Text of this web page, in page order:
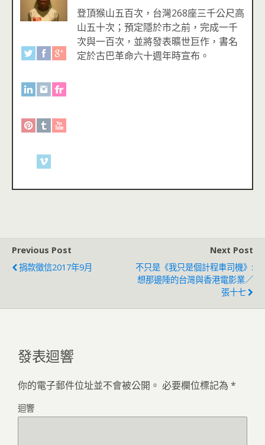
登頂猴山五百次，台灣268座三千公尺高
山五十次；預定隱於市之前，完成一千
次與一百次，並將發表曠世巨作，書名
定於古巴革命六十週年時宣布。
Previous Post
捐款徵信2017年9月
Next Post
不只是《我只是個計程車司機》:
想那邊陲的台灣與香港電影業／
張十七
發表迴響
你的電子郵件位址並不會被公開。 必要欄位標記為 *
迴響